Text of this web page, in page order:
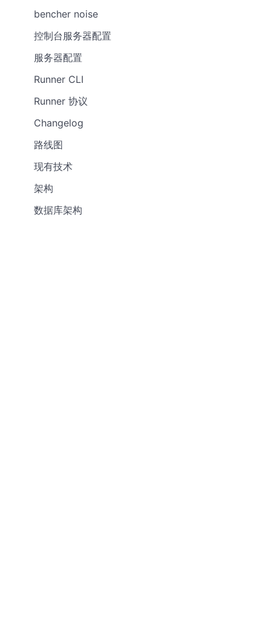
bencher noise
控制台服务器配置
服务器配置
Runner CLI
Runner 协议
Changelog
路线图
现有技术
架构
数据库架构